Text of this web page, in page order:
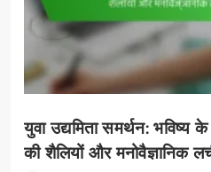
युवा उद्यमिता समर्थन: भविष्य
की शैलियों और मनोवैज्ञानिक